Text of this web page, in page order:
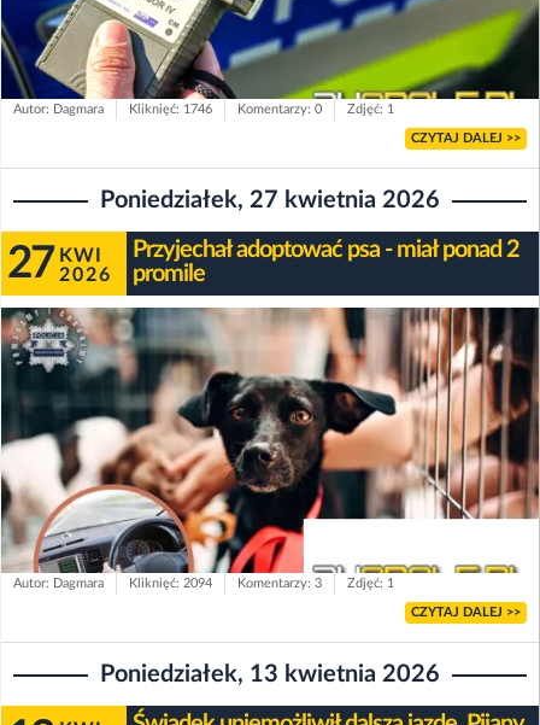
Autor: Dagmara Kliknięć: 1746 Komentarzy: 0 Zdjęć: 1
CZYTAJ DALEJ >>
Poniedziałek, 27 kwietnia 2026
27 KWI
2026
Przyjechał adoptować psa - miał ponad 2
promile
Autor: Dagmara Kliknięć: 2094 Komentarzy: 3 Zdjęć: 1
CZYTAJ DALEJ >>
Poniedziałek, 13 kwietnia 2026